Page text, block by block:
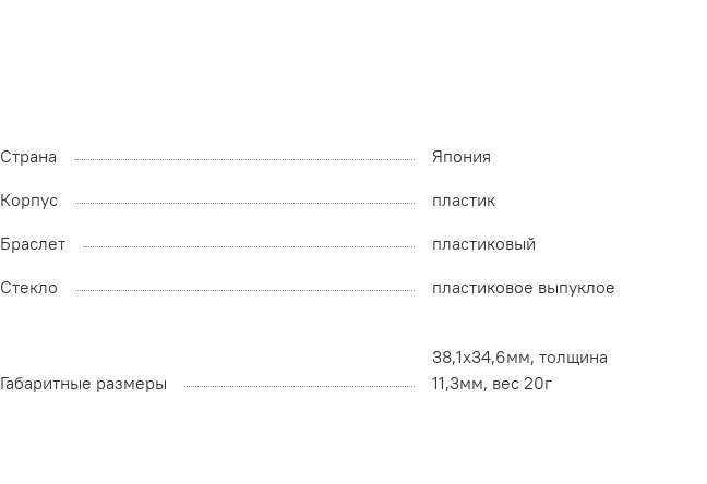
Страна
Япония
Корпус
пластик
Браслет
пластиковый
Стекло пластиковое выпуклое
Габаритные размеры
38,1х34,6мм, толщина
11,3мм, вес 20г